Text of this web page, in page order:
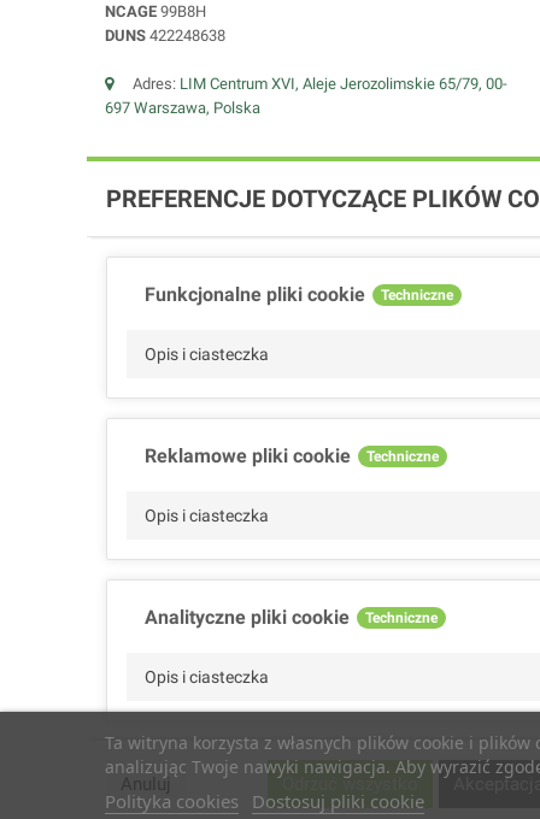
NCAGE 99B8H
DUNS 422248638
Adres: LIM Centrum XVI, Aleje Jerozolimskie 65/79, 00-
697 Warszawa, Polska
Ta witryna korzysta z własnych plików cookie i
analizując Twoje nawyki nawigacja. Aby wyrazić
Polityka cookies Dostosuj pliki cookie
PREFERENCJE DOTYCZĄCE PLIKÓW
Funkcjonalne pliki cookie Techniczne
Opis i ciasteczka
Reklamowe pliki cookie Techniczne
Opis i ciasteczka
Analityczne pliki cookie Techniczne
Opis i ciasteczka
Wydajnościowe pliki cookie Techniczne
Anuluj Odrzuć wszystko